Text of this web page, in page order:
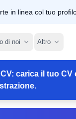
in linea col tuo
di noi Altro
carica il tuo CV